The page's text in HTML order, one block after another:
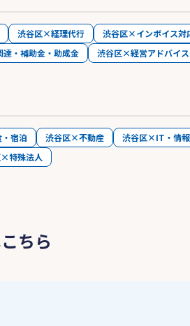
渋谷区×経理代行 渋谷区×インボイス対
・補助金・助成金 渋谷区×経営アドバイス
宿泊 渋谷区×不動産 渋谷区×IT・情
特殊法人
ちら